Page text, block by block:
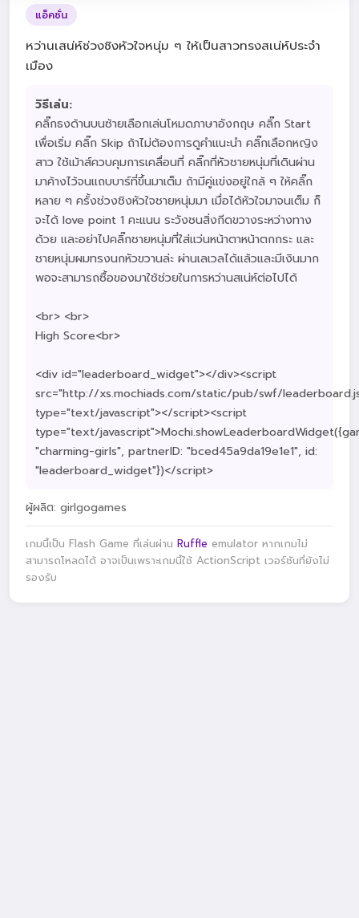
แอ็คชั่น
หว่านเสน่ห์ช่วงชิงหัวใจหนุ่ม ๆ ให้เป็นสาวทรงสเน่ห์ประจำ
เมือง
วิธีเล่น:
คลิ๊กธงด้านบนซ้ายเลือกเล่นโหมดภาษาอังกฤษ คลิ๊ก Start
เพื่อเริ่ม คลิ๊ก Skip ถ้าไม่ต้องการดูคำแนะนำ คลิ๊กเลือกหญิง
สาว ใช้เม้าส์ควบคุมการเคลื่อนที่ คลิ๊กที่หัวชายหนุ่มที่เดินผ่าน
มาค้างไว้จนแถบบาร์ที่ขึ้นมาเต็ม ถ้ามีคู่แข่งอยู่ใกล้ ๆ ให้คลิ๊ก
หลาย ๆ ครั้งช่วงชิงหัวใจชายหนุ่มมา เมื่อได้หัวใจมาจนเต็ม ก็
จะได้ love point 1 คะแนน ระวังชนสิ่งกีดขวางระหว่างทาง
ด้วย และอย่าไปคลิ๊กชายหนุ่มที่ใส่แว่นหน้าตาหน้าตกกระ และ
ชายหนุ่มผมทรงนกหัวขวานล่ะ ผ่านเลเวลได้แล้วและมีเงินมาก
พอจะสามารถซื้อของมาใช้ช่วยในการหว่านสเน่ห์ต่อไปได้
<br> <br>
High Score<br>
<div id="leaderboard_widget"></div><script
src="http://xs.mochiads.com/static/pub/swf/
type="text/javascript"></script><script
type="text/
"charming-girls", partnerID: "bced45a9da19e1e1", id:
"leaderboard_widget"})</script>
ผู้ผลิต: girlgogames
เกมนี้เป็น Flash Game ที่เล่นผ่าน Ruffle emulator หากเกมไม่
สามารถโหลดได้ อาจเป็นเพราะเกมนี้ใช้ ActionScript เวอร์ชันที่ยังไม่
รองรับ